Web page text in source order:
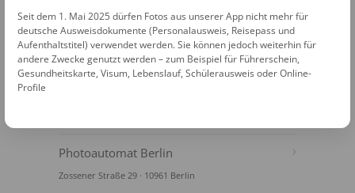
PHOTOAUTOMATEN
Photoautomat - Berlin TrabiWorld am
Photoautomat Berlin
Zossener Straße 29 · 10961 Berlin
Seit dem 1. Mai 2025 dürfen Fotos aus unserer App nicht mehr für
deutsche Ausweisdokumente (Personalausweis, Reisepass und
Aufenthaltstitel) verwendet werden. Sie können jedoch weiterhin für
andere Zwecke genutzt werden – zum Beispiel für Führerschein,
Gesundheitskarte, Visum, Lebenslauf, Schülerausweis oder Online-
Profile